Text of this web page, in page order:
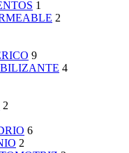
1
2
9
4
2
6
2